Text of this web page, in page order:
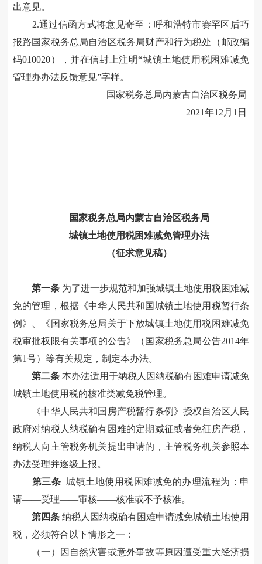
出意见。
2.通过信函方式将意见寄至：呼和浩特市赛罕区后巧
报路国家税务总局自治区税务局财产和行为税处（邮政编
码010020），并在信封上注明“城镇土地使用税困难减免
管理办办法反馈意见”字样。
国家税务总局内蒙古自治区税务局
2021年12月1日
国家税务总局内蒙古自治区税务局
城镇土地使用税困难减免管理办法
（征求意见稿）
第一条为了进一步规范和加强城镇土地使用税困难减
免的管理，根据《中华人民共和国城镇土地使用税暂行条
例》、《国家税务总局关于下放城镇土地使用税困难减免
税审批权限有关事项的公告》（国家税务总局公告2014年
第1号）等有关规定，制定本办法。
第二条本办法适用于纳税人因纳税确有困难申请减免
城镇土地使用税的核准类减免税管理。
《中华人民共和国房产税暂行条例》授权自治区人民
政府对纳税人纳税确有困难的定期减征或者免征房产税，
纳税人向主管税务机关提出申请的，主管税务机关参照本
办法受理并逐级上报。
第三条 城镇土地使用税困难减免的办理流程为：申
请——受理——审核——核准或不予核准。
第四条纳税人因纳税确有困难申请减免城镇土地使用
税，必须符合以下情形之一：
（一）因自然灾害或意外事故等原因遭受重大经济损